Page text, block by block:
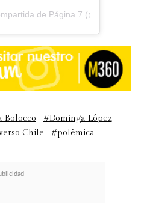
de Página 7
Bolocco
#Dominga López
Chile
#polémica